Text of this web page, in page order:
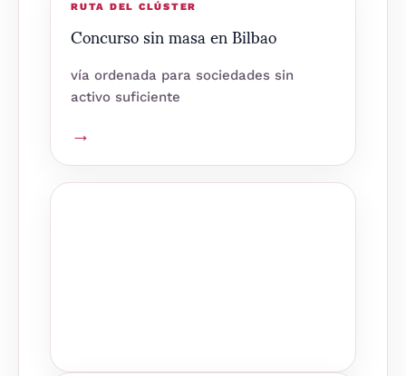
RUTA DEL CLÚSTER
Concurso sin masa en Bilbao
vía ordenada para sociedades sin
activo suficiente
→